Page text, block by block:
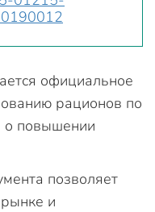
официальное
рационов по
о повышении
позволяет
и